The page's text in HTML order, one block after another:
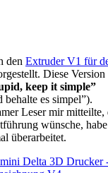
den Extruder V1 für
Diese
keep it simple”
behalte es simpel”).
Leser mir mitteilte,
wünsche,
überarbeitet.